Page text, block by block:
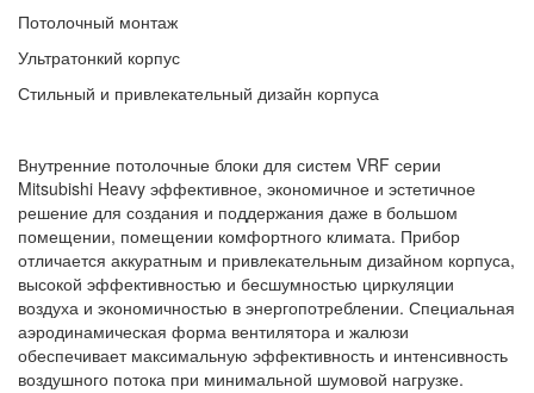
Потолочный монтаж
Ультратонкий корпус
Стильный и привлекательный дизайн корпуса
Внутренние потолочные блоки для систем VRF серии
Mitsubishi Heavy эффективное, экономичное и эстетичное
решение для создания и поддержания даже в большом
помещении, помещении комфортного климата. Прибор
отличается аккуратным и привлекательным дизайном корпуса,
высокой эффективностью и бесшумностью циркуляции
воздуха и экономичностью в энергопотреблении. Специальная
аэродинамическая форма вентилятора и жалюзи
обеспечивает максимальную эффективность и интенсивность
воздушного потока при минимальной шумовой нагрузке.